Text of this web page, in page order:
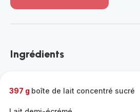
-
gamme
Ingrédients
397 g boîte de lait concentré sucré